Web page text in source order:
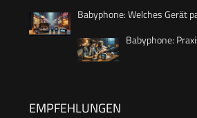
Babyphone: Welches Gerät
Babyphone:
EMPFEHLUNGEN